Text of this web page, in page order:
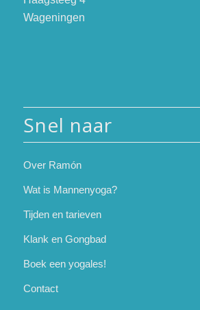
Wageningen
Snel naar
Over Ramón
Wat is Mannenyoga?
Tijden en tarieven
Klank en Gongbad
Boek een yogales!
Contact